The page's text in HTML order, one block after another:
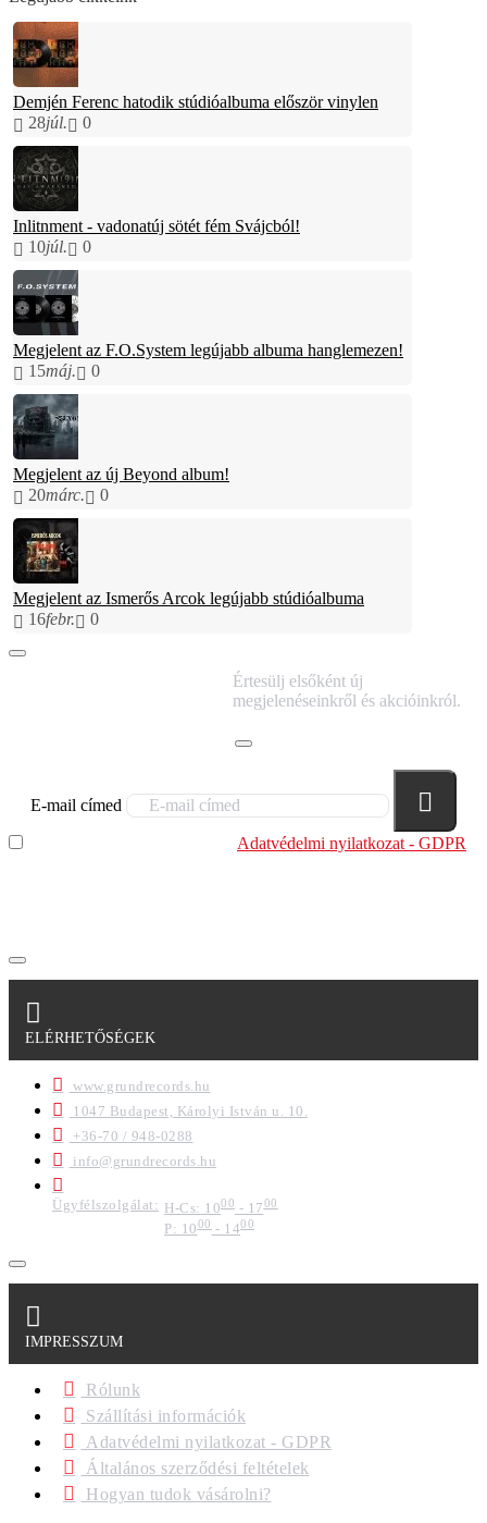
Demjén Ferenc hatodik stúdióalbuma először vinylen
28júl. 0
Inlitnment - vadonatúj sötét fém Svájcból!
10júl. 0
Megjelent az F.O.System legújabb albuma hanglemezen!
15máj. 0
Megjelent az új Beyond album!
20márc. 0
Megjelent az Ismerős Arcok legújabb stúdióalbuma
16febr. 0
Értesülj elsőként új
megjelenéseinkről és akcióinkról.
E-mail címed
Adatvédelmi nyilatkozat - GDPR
ELÉRHETŐSÉGEK
www.grundrecords.hu
1047 Budapest, Károlyi István u. 10.
+36-70 / 948-0288
info@grundrecords.hu
Ügyfélszolgálat: H-Cs: 1000 - 1700
P: 1000- 1400
IMPRESSZUM
Rólunk
Szállítási információk
Adatvédelmi nyilatkozat - GDPR
Általános szerződési feltételek
Hogyan tudok vásárolni?